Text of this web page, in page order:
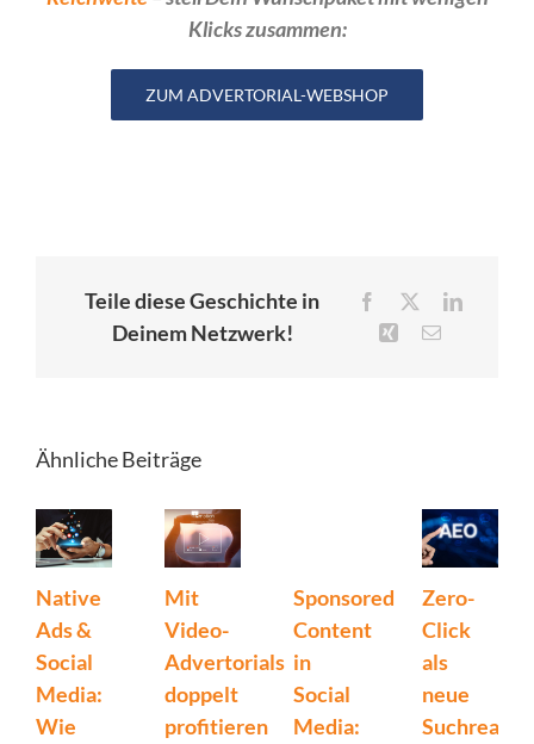
Klicks zusammen:
ZUM ADVERTORIAL-WEBSHOP
Teile diese Geschichte in
Deinem Netzwerk!
Facebook
LinkedIn
Xing E-
Ähnliche Beiträge
Native
Ads &
Social
Media:
Wie
Mit
Video-
Advertorials
doppelt
profitieren
Sponsored
Content
in
Social
Media:
Zero-
Click
als
neue